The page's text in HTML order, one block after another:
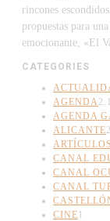
rincones
propuestas para
emocionante, «El
CATEGORIES
AGENDA
AGENDA
ALICANTE2
ARTÍCULOS
CANAL
CANAL
CANAL
CINE1